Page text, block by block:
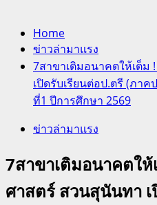
Home
ข่าวล่ามาแรง
7สาขาเติมอนาคตให้เต็
เปิดรับเรียนต่อป.ตรี (ภา
ที่1 ปีการศึกษา 2569
ข่าวล่ามาแรง
7สาขาเติมอนาคตใ
ศาสตร์ สวนสุนันทา